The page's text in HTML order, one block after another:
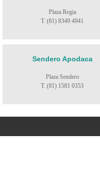
Plaza Regia
T. (81) 8349 4941
Sendero Apodaca
Plaza Sendero
T. (81) 1581 0353